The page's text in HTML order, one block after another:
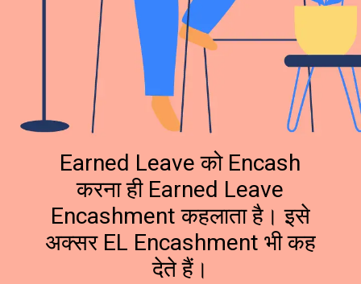
Earned Leave को Encash
करना ही Earned Leave
Encashment कहलाता है। इसे
अक्सर EL Encashment भी कह
देते हैं।